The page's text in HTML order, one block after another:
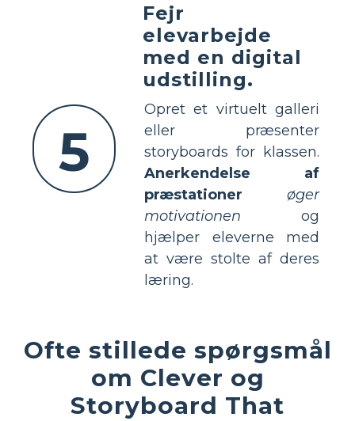
5
Fejr
elevarbejde
med en digital
udstilling.
Opret et virtuelt galleri
eller præsenter
storyboards for klassen.
Anerkendelse af
præstationer
øger
motivationen og
hjælper eleverne med
at være stolte af deres
læring.
Ofte stillede spørgsmål
om Clever og
Storyboard That